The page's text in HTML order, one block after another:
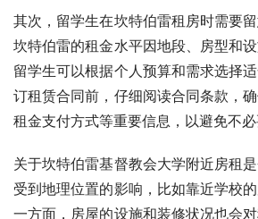
其次，留学生在坎特伯雷租房时需要留
坎特伯雷的租金水平因地段、房型和
留学生可以根据个人预算和需求选择
订租赁合同前，仔细阅读合同条款，确
租金支付方式等重要信息，以避免不必
关于坎特伯雷基督教会大学附近房租
受到地理位置的影响，比如靠近学校
一方面，房屋的设施和装修状况也会